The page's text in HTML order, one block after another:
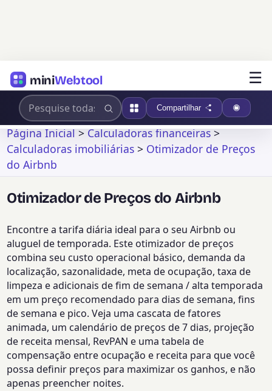
miniWebtool ☰
Compartilhar
Página Inicial>Calculadoras financeiras>
Calculadoras imobiliárias > Otimizador de Preços
do Airbnb
Otimizador de Preços do Airbnb
Encontre a tarifa diária ideal para o seu Airbnb ou
aluguel de temporada. Este otimizador de preços
combina seu custo operacional básico, demanda da
localização, sazonalidade, meta de ocupação, taxa de
limpeza e adicionais de fim de semana / alta temporada
em um preço recomendado para dias de semana, fins
de semana e pico. Veja uma cascata de fatores
animada, um calendário de preços de 7 dias, projeção
de receita mensal, RevPAN e uma tabela de
compensação entre ocupação e receita para que você
possa definir preços para maximizar os ganhos, e não
apenas preencher noites.